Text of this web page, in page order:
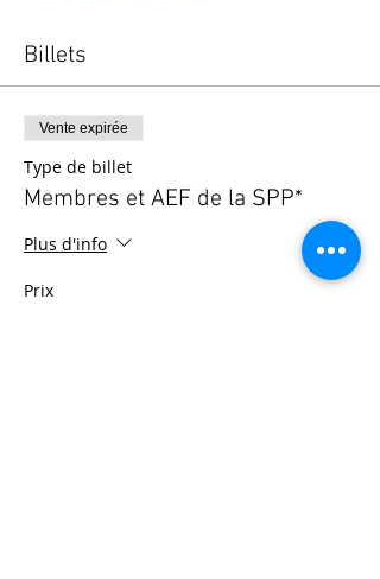
Billets
Vente expirée
Type de billet
Membres et AEF de la SPP*
Plus d'info
Prix